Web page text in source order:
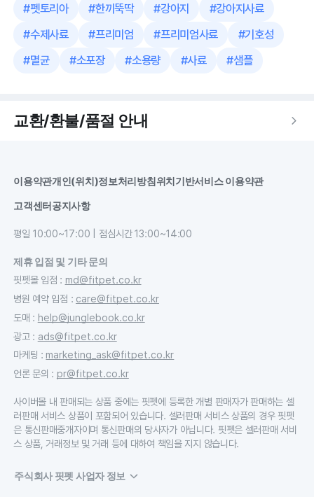
#펫토리아 #한끼뚝딱 #강아지 #강아지사료
#수제사료 #프리미엄 #프리미엄사료 #기호성
#멸균 #소포장 #소용량 #사료 #샘플
교환/환불/품절 안내
이용약관개인(위치)정보처리방침위치기반서비스 이용약관
고객센터공지사항
평일 10:00~17:00 | 점심시간 13:00~14:00
제휴 입점 및 기타 문의
핏펫몰 입점 : md@fitpet.co.kr
병원 예약 입점 : care@fitpet.co.kr
도매 : help@junglebook.co.kr
광고: ads@fitpet.co.kr
마케팅 : marketing_ask@fitpet.co.kr
언론 문의 : pr@fitpet.co.kr
사이버몰 내 판매되는 상품 중에는 핏펫에 등록한 개별 판매자가 판매하는 셀
러판매 서비스 상품이 포함되어 있습니다. 셀러판매 서비스 상품의 경우 핏펫
은 통신판매중개자이며 통신판매의 당사자가 아닙니다. 핏펫은 셀러판매 서비
스 상품, 거래정보 및 거래 등에 대하여 책임을 지지 않습니다.
주식회사 핏펫 사업자 정보